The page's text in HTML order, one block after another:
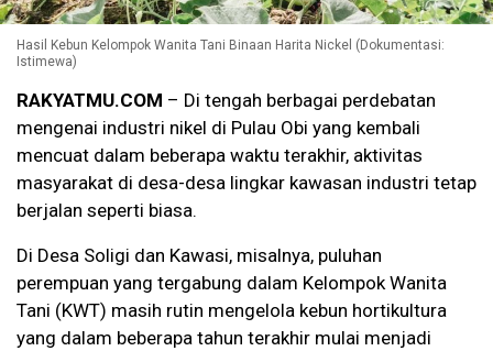
Hasil Kebun Kelompok Wanita Tani Binaan Harita Nickel (Dokumentasi:
Istimewa)
RAKYATMU.COM – Di tengah berbagai perdebatan
mengenai industri nikel di Pulau Obi yang kembali
mencuat dalam beberapa waktu terakhir, aktivitas
masyarakat di desa-desa lingkar kawasan industri tetap
berjalan seperti biasa.
Di Desa Soligi dan Kawasi, misalnya, puluhan
perempuan yang tergabung dalam Kelompok Wanita
Tani (KWT) masih rutin mengelola kebun hortikultura
yang dalam beberapa tahun terakhir mulai menjadi